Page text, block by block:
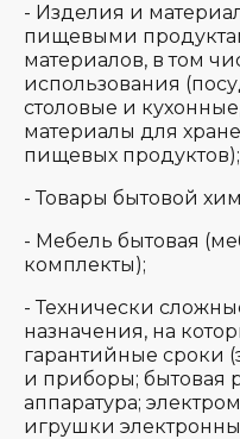
- Изделия и
пищевыми
материалов, в том
использования
столовые и
материалы для
пищевых продуктов);
- Товары бытовой
- Мебель бытовая
комплекты);
- Технически
назначения, на
гарантийные сроки
и приборы; бытовая
аппаратура;
игрушки